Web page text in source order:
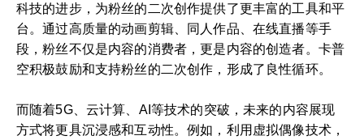
科技的进步，为粉丝的二次创作提供了更丰富的工具和平
台。通过高质量的动画剪辑、同人作品、在线直播等手
段，粉丝不仅是内容的消费者，更是内容的创造者。卡普
空积极鼓励和支持粉丝的二次创作，形成了良性循环。
而随着5G、云计算、AI等技术的突破，未来的内容展现
方式将更具沉浸感和互动性。例如，利用虚拟偶像技术，